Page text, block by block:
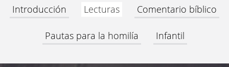
Introducción Lecturas Comentario bíblico
Pautas para la homilía Infantil